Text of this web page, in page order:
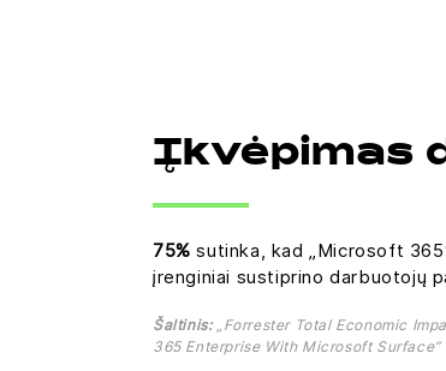
Įkvėpimas
75% sutinka, kad „Microsoft
įrenginiai sustiprino darbuotojų
Šaltinis:
„Forrester Total Economic
365 Enterprise With Microsoft Surface“